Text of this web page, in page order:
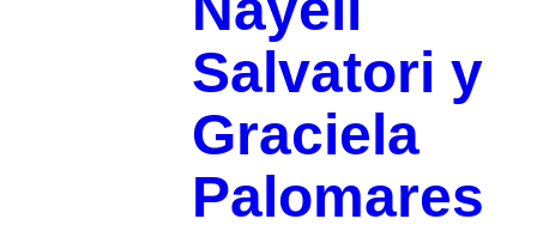
Salvatori y
Graciela
Palomares